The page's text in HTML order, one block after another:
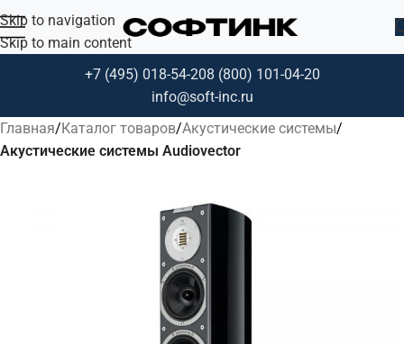
Skip to navigation
Skip to main content
+7 (495) 018-54-208 (800) 101-04-20
info@soft-inc.ru
Главная Каталог товаров Акустические системы
Акустические системы Audiovector